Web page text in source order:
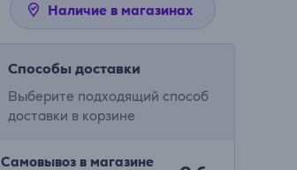
Наличие в магазинах
Способы доставки
Выберите подходящий способ
доставки в корзине
Самовывоз в магазине